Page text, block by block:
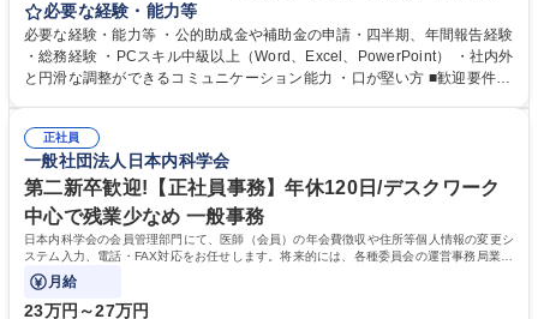
当者として業務を覚えていただき、ゆくゆくはリーダーやマネージャーポ
ジションとして活躍いただくことを期待しています。 【総務・人事グルー
プの業務内容】 ・人事制度関連 ・採用活動 ・教育研修の企画、実行 ・勤
怠管理 ・官公庁への各種提出 ・法定の会議運営（評議員会、理事会） ・
管理 ・福利厚生関連 ・職員からの問合せ、相談対応 ・その他日常の総務
業務全般 募集職種 【東京／文京区】公益財団法人の総務人事業務／年間
休日125日
必要な経験・能力等
必要な経験・能力等 ・公的助成金や補助金の申請・四半期、年間報告経験
・総務経験 ・PCスキル中級以上（Word、Excel、PowerPoint） ・社内外
と円滑な調整ができるコミュニケーション能力 ・口が堅い方 ■歓迎要件
正社員
一般社団法人日本内科学会
第二新卒歓迎!【正社員事務】年休120日/デスクワーク
中心で残業少なめ 一般事務
日本内科学会の会員管理部門にて、医師（会員）の年会費徴収や住所等個人情報の変更シ
ステム入力、電話・FAX対応をお任せします。将来的には、各種委員会の運営事務局業務
などにも幅広く携わっていただきます。
月給
23万円～27万円